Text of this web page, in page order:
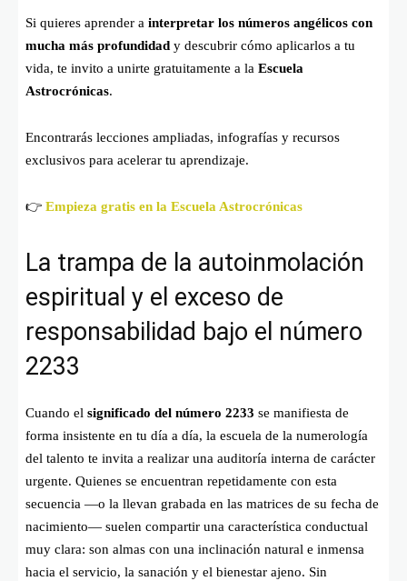
Si quieres aprender a interpretar los números angélicos con
mucha más profundidad y descubrir cómo aplicarlos a tu
vida, te invito a unirte gratuitamente a la Escuela
Astrocrónicas.
Encontrarás lecciones ampliadas, infografías y recursos
exclusivos para acelerar tu aprendizaje.
👉 Empieza gratis en la Escuela Astrocrónicas
La trampa de la autoinmolación
espiritual y el exceso de
responsabilidad bajo el número
2233
Cuando el significado del número 2233 se manifiesta de
forma insistente en tu día a día, la escuela de la numerología
del talento te invita a realizar una auditoría interna de carácter
urgente. Quienes se encuentran repetidamente con esta
secuencia —o la llevan grabada en las matrices de su fecha de
nacimiento— suelen compartir una característica conductual
muy clara: son almas con una inclinación natural e inmensa
hacia el servicio, la sanación y el bienestar ajeno. Sin